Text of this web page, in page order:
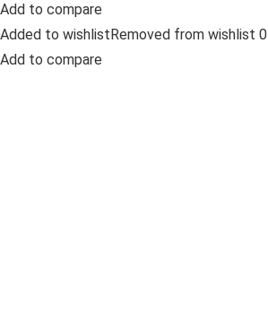
Add to compare
Added to wishlistRemoved from wishlist 0
Add to compare